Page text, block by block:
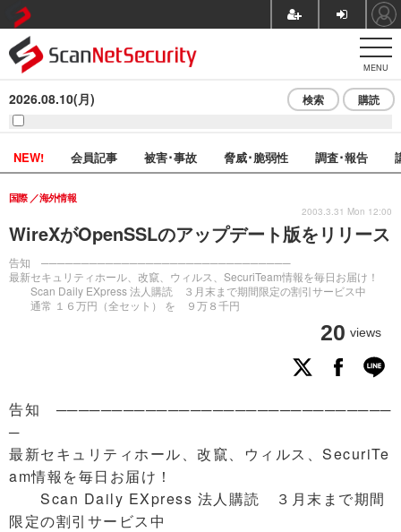
MENU
2026.08.10(月) 検索 購読
NEW! 会員記事 被害･事故 脅威･脆弱性 調査･報告
WireXがOpenSSLのアップデート版をリリース
告知 ───────────────────────────────
最新セキュリティホール、改竄、ウィルス、SecuriTeam情報を毎日お届け！
Scan Daily EXpress 法人購読 ３月末まで期間限定の割引サービス中
通常 １６万円（全セット） を ９万８千円
国際 海外情報
20 views
2003.3.31 Mon 12:00
告知 ──────────────────────────────
─
最新セキュリティホール、改竄、ウィルス、SecuriTe
am情報を毎日お届け！
Scan Daily EXpress 法人購読 ３月末まで期間
限定の割引サービス中